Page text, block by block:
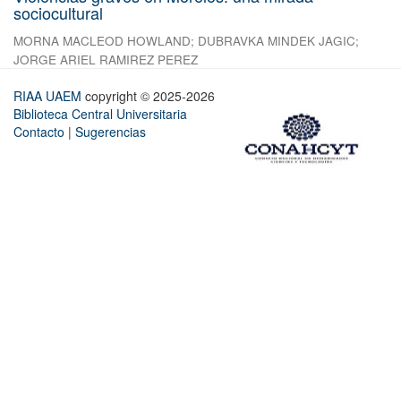
sociocultural
MORNA MACLEOD HOWLAND; DUBRAVKA MINDEK JAGIC;
JORGE ARIEL RAMIREZ PEREZ
RIAA UAEM copyright © 2025-2026
Biblioteca Central Universitaria
Contacto | Sugerencias